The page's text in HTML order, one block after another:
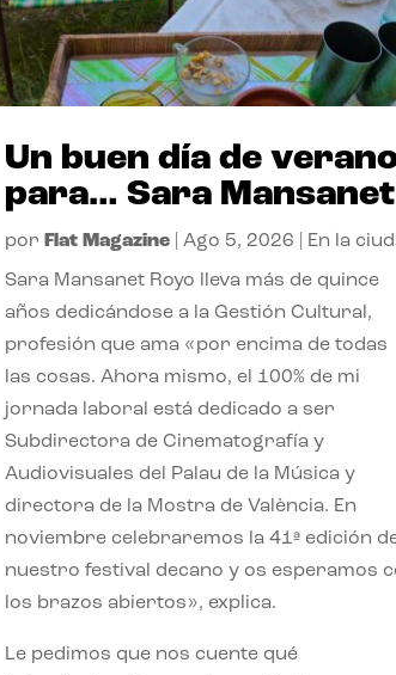
Un buen día de
para… Sara Mansanet
por Flat Magazine| Ago 5, 2026 En la
Sara Mansanet Royo lleva más de quince
años dedicándose a la Gestión Cultural,
profesión que ama «por encima de todas
las cosas. Ahora mismo, el 100% de mi
jornada laboral está dedicado a ser
Subdirectora de Cinematografía y
Audiovisuales del Palau de la Música y
directora de la Mostra de València. En
noviembre celebraremos la 41ª edición
nuestro festival decano y os esperamos
los brazos abiertos», explica.
Le pedimos que nos cuente qué